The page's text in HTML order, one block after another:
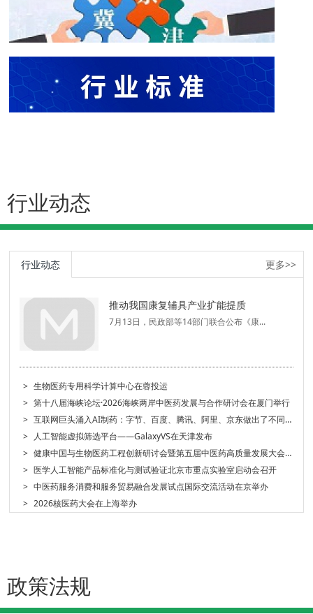
行业动态
行业动态 更多>>
推动我国康复辅具产业扩能提质
7月13日，民政部等14部门联合公布《康...
> 生物医药专用科学计算中心在蓉投运
> 第十八届海峡论坛·2026海峡两岸中医药发展与合作研讨会在厦门举行
> 互联网巨头涌入AI制药：字节、百度、腾讯、阿里、京东做出了不同选择
> 人工智能虚拟筛选平台——GalaxyVS在天津发布
> 健康中国与生物医药工程创新研讨会暨第五届中医药高质量发展大会在天津举行
> 医学人工智能产品标准化与测试验证北京市重点实验室启动会召开
> 中医药服务消费和服务贸易融合发展试点国际交流活动在京举办
> 2026核医药大会在上海举办
政策法规